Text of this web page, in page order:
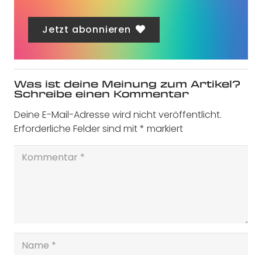
Jetzt abonnieren
Was ist deine Meinung zum Artikel?
Schreibe einen Kommentar
Deine E-Mail-Adresse wird nicht veröffentlicht.
Erforderliche Felder sind mit* markiert